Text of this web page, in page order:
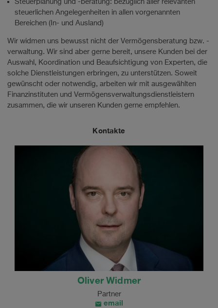
Steuerplanung und -beratung: bezüglich aller relevanten
steuerlichen Angelegenheiten in allen vorgenannten
Bereichen (In- und Ausland)
Wir widmen uns bewusst nicht der Vermögensberatung bzw. -
verwaltung. Wir sind aber gerne bereit, unsere Kunden bei der
Auswahl, Koordination und Beaufsichtigung von Experten, die
solche Dienstleistungen erbringen, zu unterstützen. Soweit
gewünscht oder notwendig, arbeiten wir mit ausgewählten
Finanzinstituten und Vermögensverwaltungsdienstleistern
zusammen, die wir unseren Kunden gerne empfehlen.
Kontakte
Oliver Widmer
Partner
email